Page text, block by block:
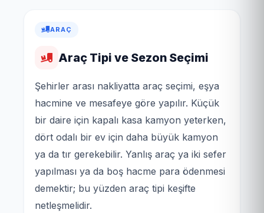
ARAÇ
Araç Tipi ve Sezon Seçimi
Şehirler arası nakliyatta araç seçimi, eşya
hacmine ve mesafeye göre yapılır. Küçük
bir daire için kapalı kasa kamyon yeterken,
dört odalı bir ev için daha büyük kamyon
ya da tır gerekebilir. Yanlış araç ya iki sefer
yapılması ya da boş hacme para ödenmesi
demektir; bu yüzden araç tipi keşifte
netleşmelidir.